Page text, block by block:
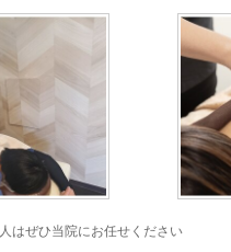
はぜひ当院にお任せください